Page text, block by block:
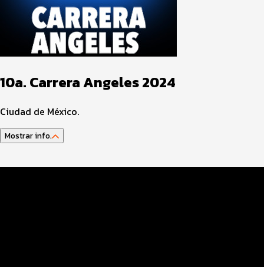
10a. Carrera Angeles 2024
Ciudad de México.
Mostrar info.